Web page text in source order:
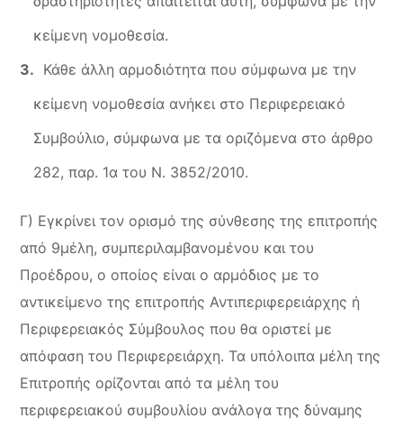
κείμενη νομοθεσία.
Κάθε άλλη αρμοδιότητα που σύμφωνα με την
κείμενη νομοθεσία ανήκει στο Περιφερειακό
Συμβούλιο, σύμφωνα με τα οριζόμενα στο άρθρο
282, παρ. 1α του Ν. 3852/2010.
Γ) Εγκρίνει τον ορισμό της σύνθεσης της επιτροπής
από 9μέλη, συμπεριλαμβανομένου και του
Προέδρου, ο οποίος είναι ο αρμόδιος με το
αντικείμενο της επιτροπής Αντιπεριφερειάρχης ή
Περιφερειακός Σύμβουλος που θα οριστεί με
απόφαση του Περιφερειάρχη. Τα υπόλοιπα μέλη της
Επιτροπής ορίζονται από τα μέλη του
περιφερειακού συμβουλίου ανάλογα της δύναμης